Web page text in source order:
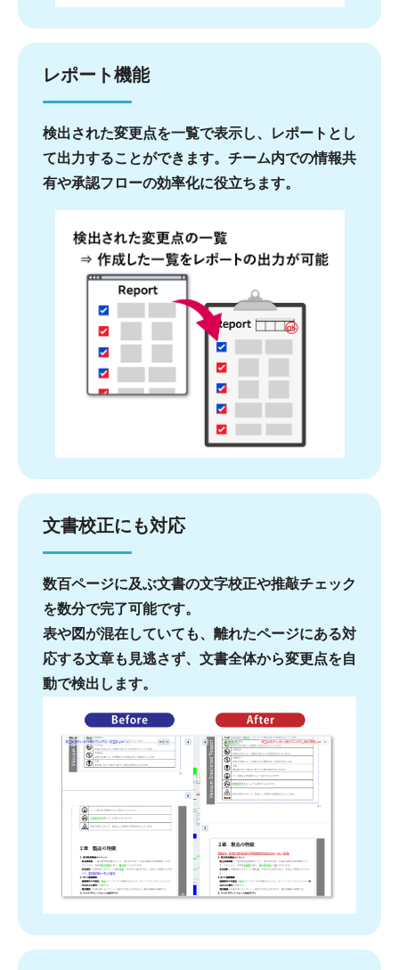
レポート機能
検出された変更点を一覧で表示し、レポートとし
て出力することができます。チーム内での情報共
有や承認フローの効率化に役立ちます。
文書校正にも対応
数百ページに及ぶ文書の文字校正や推敲チェック
を数分で完了可能です。
表や図が混在していても、離れたページにある対
応する文章も見逃さず、文書全体から変更点を自
動で検出します。